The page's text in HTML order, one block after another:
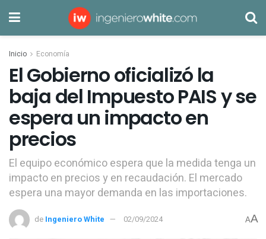
Inicio Economía
El Gobierno oficializó la
baja del Impuesto PAIS y se
espera un impacto en
precios
El equipo económico espera que la medida tenga un
impacto en precios y en recaudación. El mercado
espera una mayor demanda en las importaciones.
de Ingeniero White 02/09/2024 AA